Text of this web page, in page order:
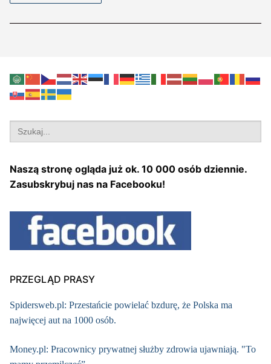
Search
for:
Naszą stronę ogląda już ok. 10 000 osób dziennie.
Zasubskrybuj nas na Facebooku!
PRZEGLĄD PRASY
Spidersweb.pl: Przestańcie powielać bzdurę, że Polska ma
najwięcej aut na 1000 osób.
Money.pl: Pracownicy prywatnej służby zdrowia ujawniają. "To